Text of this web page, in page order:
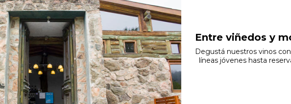
Entre viñedos y
Degustá nuestros vinos
líneas jóvenes hasta